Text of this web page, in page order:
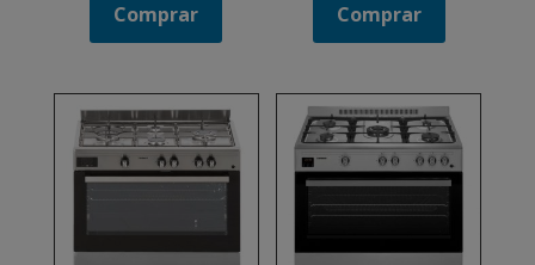
Comprar Comprar